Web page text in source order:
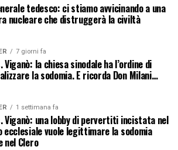
tedesco: ci stiamo avvicinando a una
nucleare che distruggerà la civiltà
7 giorni fa
Viganò: la chiesa sinodale ha l’ordine di
la sodomia. E ricorda Don Milani…
1 settimana fa
Viganò: una lobby di pervertiti incistata nel
ecclesiale vuole legittimare la sodomia
nel Clero